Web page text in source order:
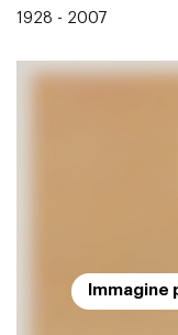
1928 - 2007